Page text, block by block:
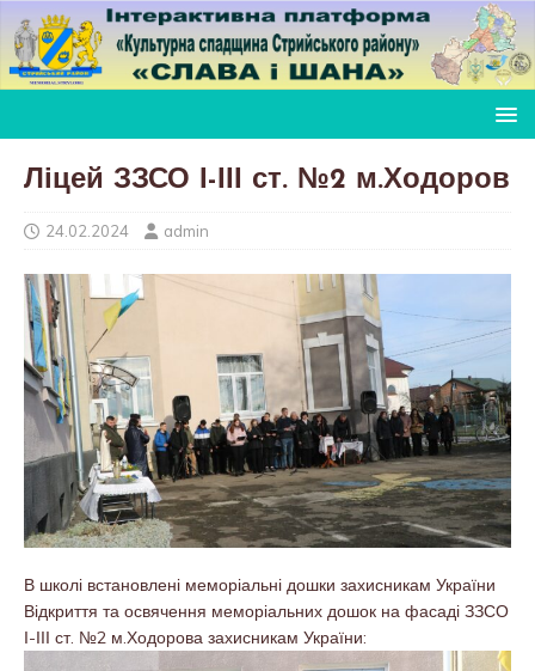
Ліцей ЗЗСО І-ІІІ ст. №2 м.Ходоров
24.02.2024 admin
В школі встановлені меморіальні дошки захисникам України
Відкриття та освячення меморіальних дошок на фасаді ЗЗСО
І-ІІІ ст. №2 м.Ходорова захисникам України: